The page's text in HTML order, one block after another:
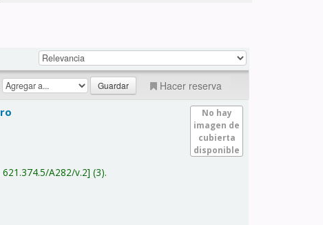
Hacer reserva
No hay
imagen de
cubierta
disponible
621.374.5/A282/v.2 (3).